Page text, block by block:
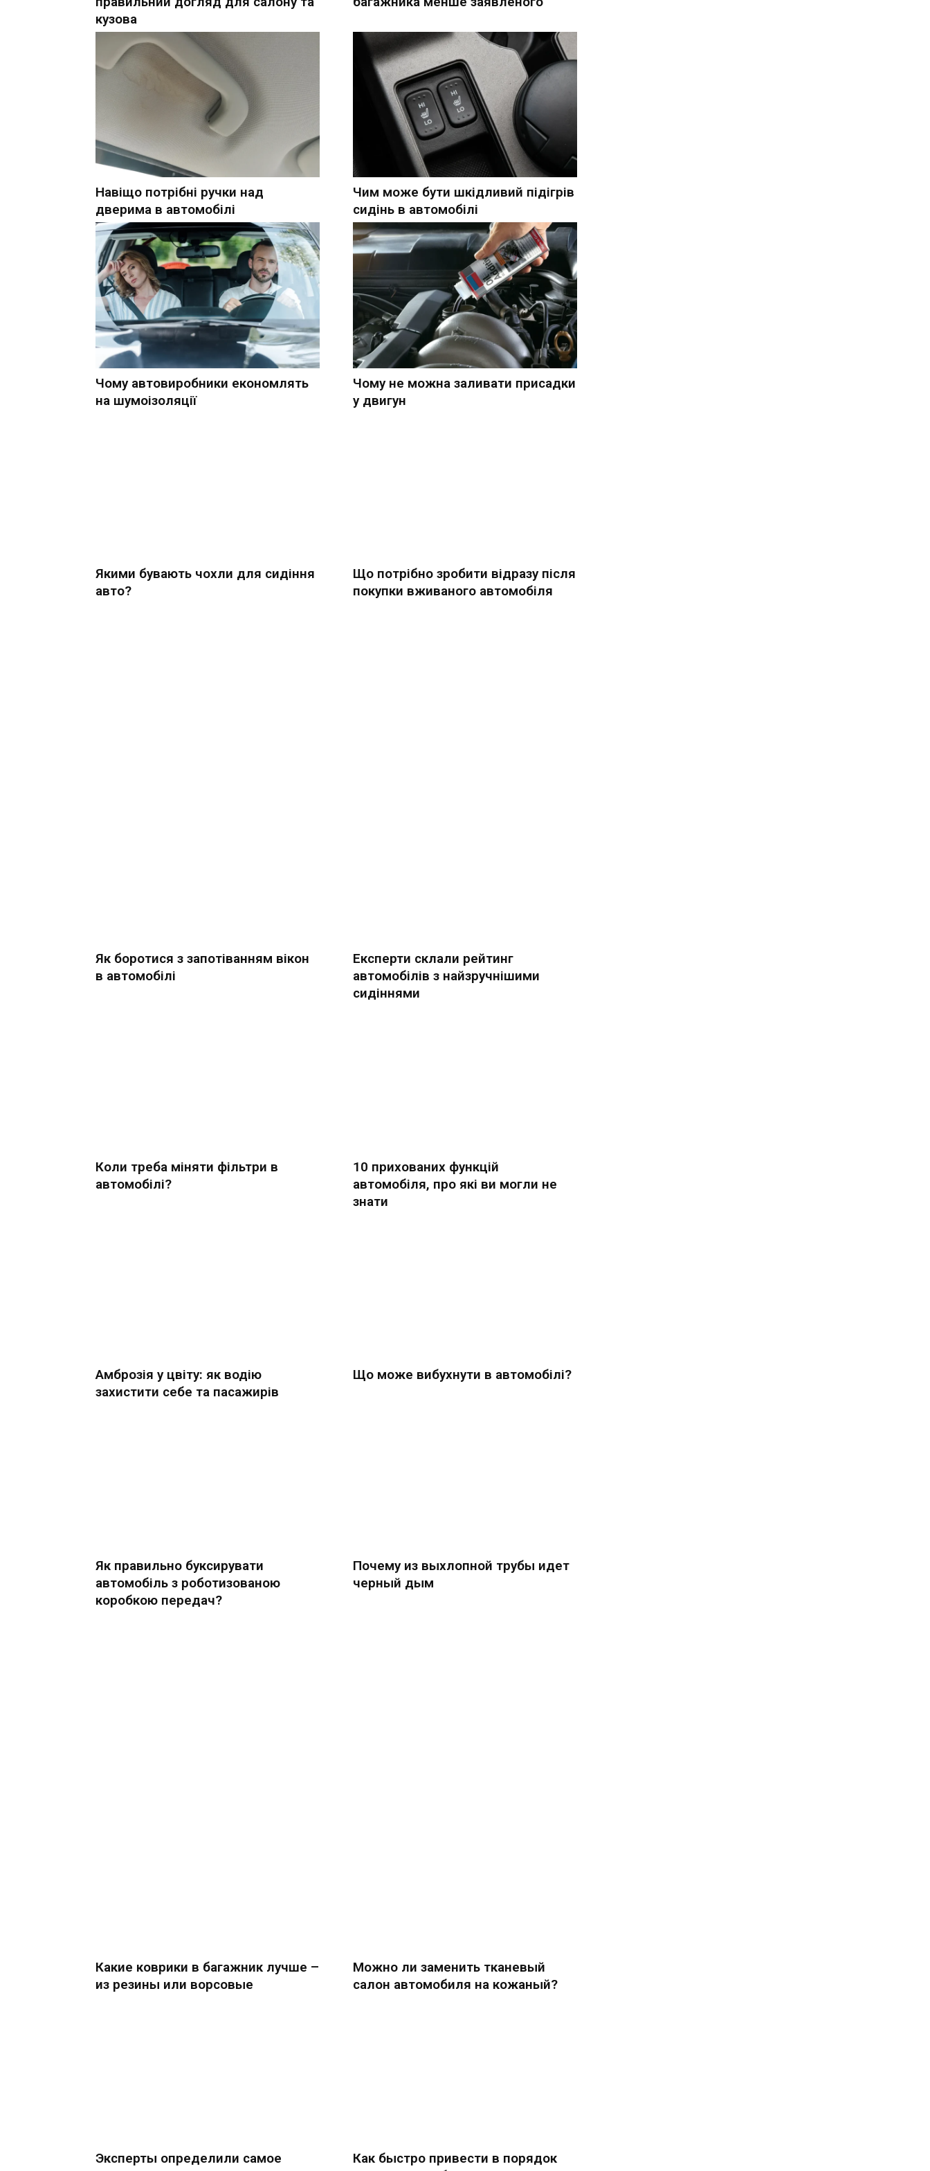
кузова
Навіщо потрібні ручки над
дверима в автомобілі
Чим може бути шкідливий підігрів
сидінь в автомобілі
Чому автовиробники економлять
на шумоізоляції
Чому не можна заливати присадки
у двигун
Якими бувають чохли для сидіння
авто?
Що потрібно зробити відразу після
покупки вживаного автомобіля
Як боротися з запотіванням вікон
в автомобілі
Експерти склали рейтинг
автомобілів з найзручнішими
сидіннями
Коли треба міняти фільтри в
автомобілі?
10 прихованих функцій
автомобіля, про які ви могли не
знати
Амброзія у цвіту: як водію
захистити себе та пасажирів
Що може вибухнути в автомобілі?
Як правильно буксирувати
автомобіль з роботизованою
коробкою передач?
Почему из выхлопной трубы идет
черный дым
Какие коврики в багажник лучше –
из резины или ворсовые
Можно ли заменить тканевый
салон автомобиля на кожаный?
Эксперты определили самое
Как быстро привести в порядок